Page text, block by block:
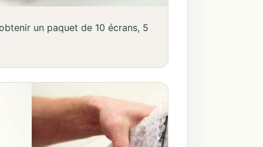
un paquet de 10 écrans, 5